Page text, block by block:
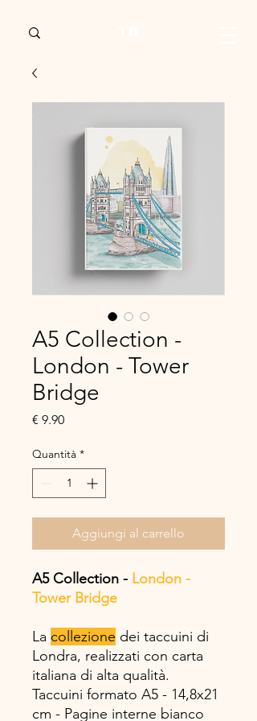
A5 Collection -
London - Tower
Bridge
€ 9.90Prezzo
Quantità *
Aggiungi al carrello
A5 Collection - London -
Tower Bridge
La collezione dei taccuini di
Londra, realizzati con carta
italiana di alta qualità.
Taccuini formato A5 - 14,8x21
cm - Pagine interne bianco